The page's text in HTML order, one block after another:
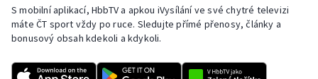
S mobilní aplikací, HbbTV a apkou iVysílání ve své chytré televizi
máte ČT sport vždy po ruce. Sledujte přímé přenosy, články a
bonusový obsah kdekoli a kdykoli.